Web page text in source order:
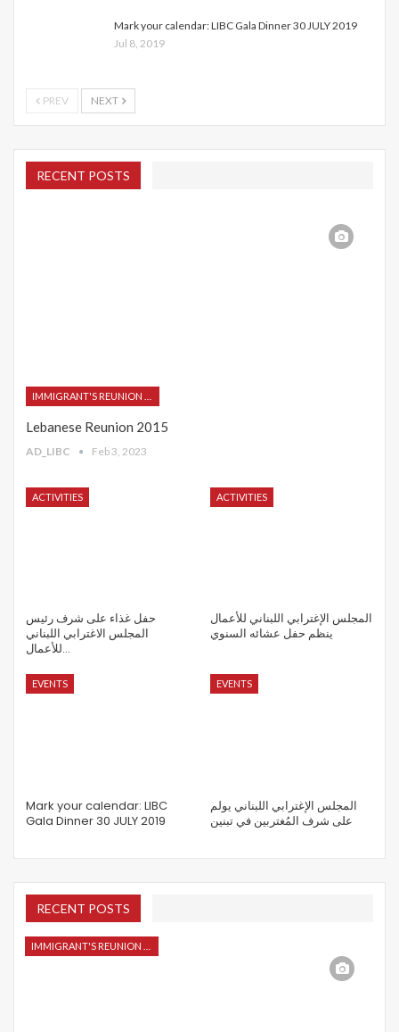
Mark your calendar: LIBC Gala Dinner 30 JULY 2019
Jul 8, 2019
PREV NEXT
RECENT POSTS
Lebanese Reunion 2015
AD_LIBC Feb 3, 2023
ACTIVITIES
حفل غذاء على شرف رئيس
المجلس الاغترابي اللبناني
للأعمال…
ACTIVITIES
المجلس الإغترابي اللبناني للأعمال
ينظم حفل عشائه السنوي
EVENTS
Mark your calendar: LIBC
Gala Dinner 30 JULY 2019
EVENTS
المجلس الإغترابي اللبناني يولم
على شرف المُغتربين في تبنين
RECENT POSTS